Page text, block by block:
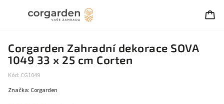
Corgarden Zahradní dekorace SOVA
1049 33 x 25 cm Corten
Kód: CG1049
Značka: Corgarden